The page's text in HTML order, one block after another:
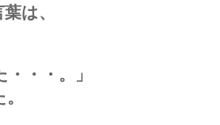
は、
・・。」